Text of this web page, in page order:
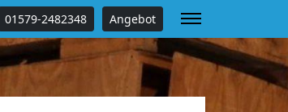
01579-2482348 Angebot